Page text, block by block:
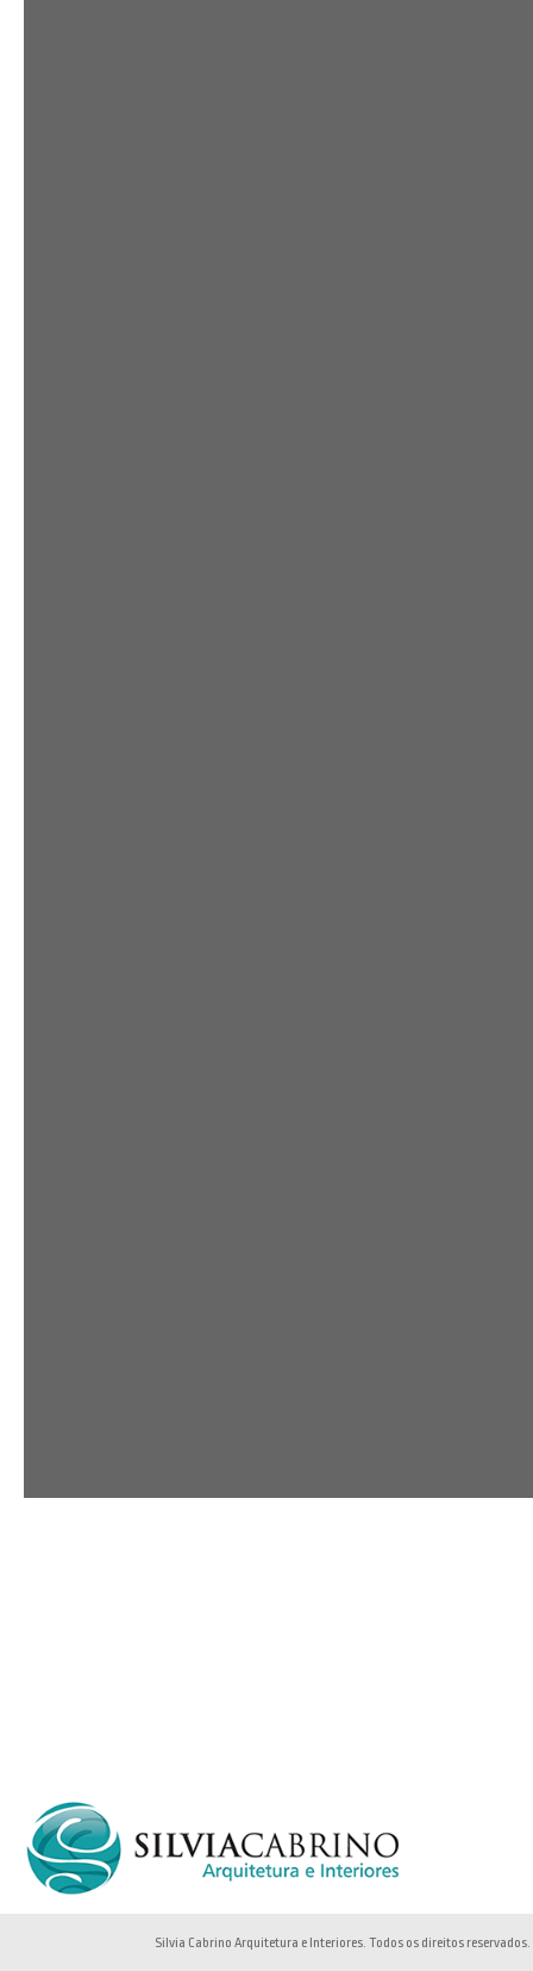
Silvia Cabrino Arquitetura e Interiores. Todos os direitos reservados.